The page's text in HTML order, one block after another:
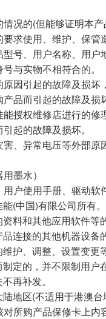
况的(但能够证明本产
求使用、维护、保管
号、用户名称、用
与实物不相符合的。
因引起的故障及损
品而引起的故障及损
授权维修店进行的修
起的故障及损坏。
、异常电压等外部原
墨水）
户使用手册、驱动软
(中国)有限公司所有。
料和其他应用软件等
连接的其他机器设备
护、调整、设置变更
定的，并不限制用户
再补发。
地区(不适用于港澳台
所购产品保修卡上内